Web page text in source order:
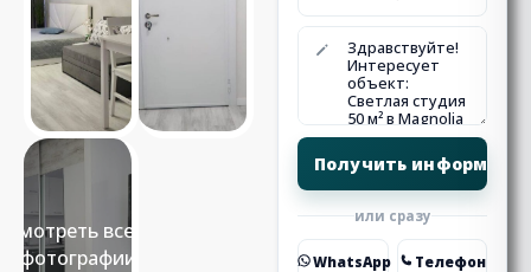
Смотреть все 8
фотографии
или сразу
WhatsApp Телефон